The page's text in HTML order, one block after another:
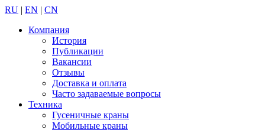
RU | EN | CN
Компания
История
Публикации
Вакансии
Отзывы
Доставка и оплата
Часто задаваемые вопросы
Техника
Гусеничные краны
Мобильные краны